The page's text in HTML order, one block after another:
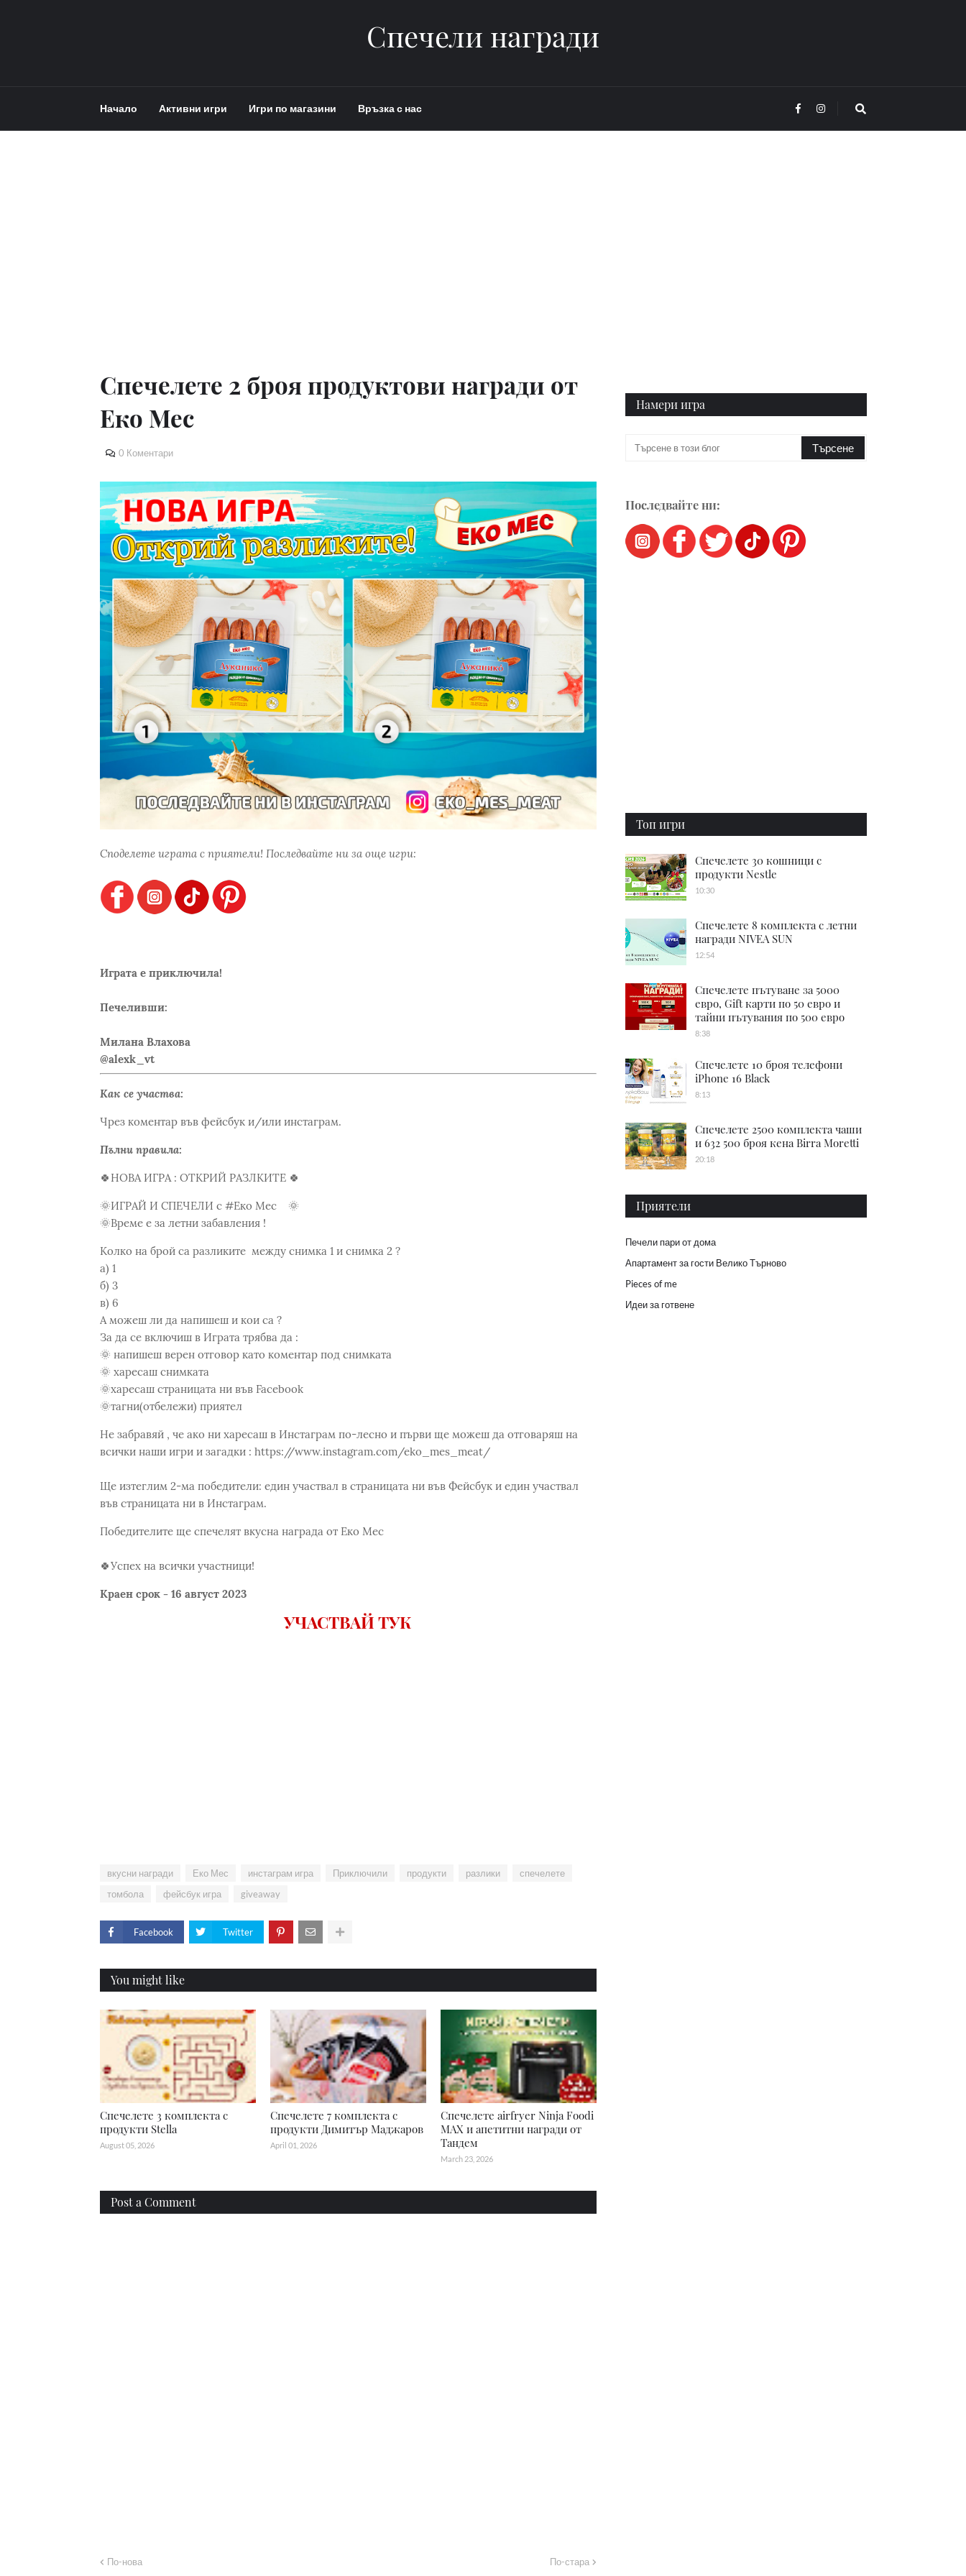
Спечели награди
Начало Активни игри Игри по магазини Връзка с нас
Спечелете 2 броя продуктови награди от
Еко Мес
0 Коментари
Споделете играта с приятели! Последвайте ни за още игри:
Играта е приключила!
Печеливши:
Милана Влахова
@alexk_vt
Как се участва:
Чрез коментар във фейсбук и/или инстаграм.
Пълни правила:
🍀НОВА ИГРА : ОТКРИЙ РАЗЛКИТЕ 🍀
🌞ИГРАЙ И СПЕЧЕЛИ с #Еко Мес 🌞
🌞Време е за летни забавления !
Колко на брой са разликите между снимка 1 и снимка 2 ?
а) 1
б) 3
в) 6
А можеш ли да напишеш и кои са ?
За да се включиш в Играта трябва да :
🌞 напишеш верен отговор като коментар под снимката
🌞 харесаш снимката
🌞харесаш страницата ни във Facebook
🌞тагни(отбележи) приятел
Не забравяй , че ако ни харесаш в Инстаграм по-лесно и първи ще можеш да отговаряш на
всички наши игри и загадки : https://www.instagram.com/eko_mes_meat/
Ще изтеглим 2-ма победители: един участвал в страницата ни във Фейсбук и един участвал
във страницата ни в Инстаграм.
Победителите ще спечелят вкусна награда от Еко Мес
🍀Успех на всички участници!
Краен срок - 16 август 2023
УЧАСТВАЙ ТУК
вкусни награди Еко Мес инстаграм игра Приключили продукти разлики
спечелете
томбола
фейсбук игра giveaway
Facebook Twitter
You might like
Спечелете 3 комплекта с
продукти Stella
August 05, 2026
Спечелете 7 комплекта с
продукти Димитър Маджаров
April 01, 2026
Спечелете airfryer Ninja Foodi
MAX и апетитни награди от
Тандем
March 23, 2026
Post a Comment
По-нова По-стара
Намери игра
Последвайте ни:
Топ игри
Спечелете 30 кошници с
продукти Nestle
10:30
Спечелете 8 комплекта с летни
награди NIVEA SUN
12:54
Спечелете пътуване за 5000
евро, Gift карти по 50 евро и
тайни пътувания по 500 евро
8:38
Спечелете 10 броя телефони
iPhone 16 Black
8:13
Спечелете 2500 комплекта чаши
и 632 500 броя кена Birra Moretti
20:18
Приятели
Печели пари от дома
Апартамент за гости Велико Търново
Pieces of me
Идеи за готвене